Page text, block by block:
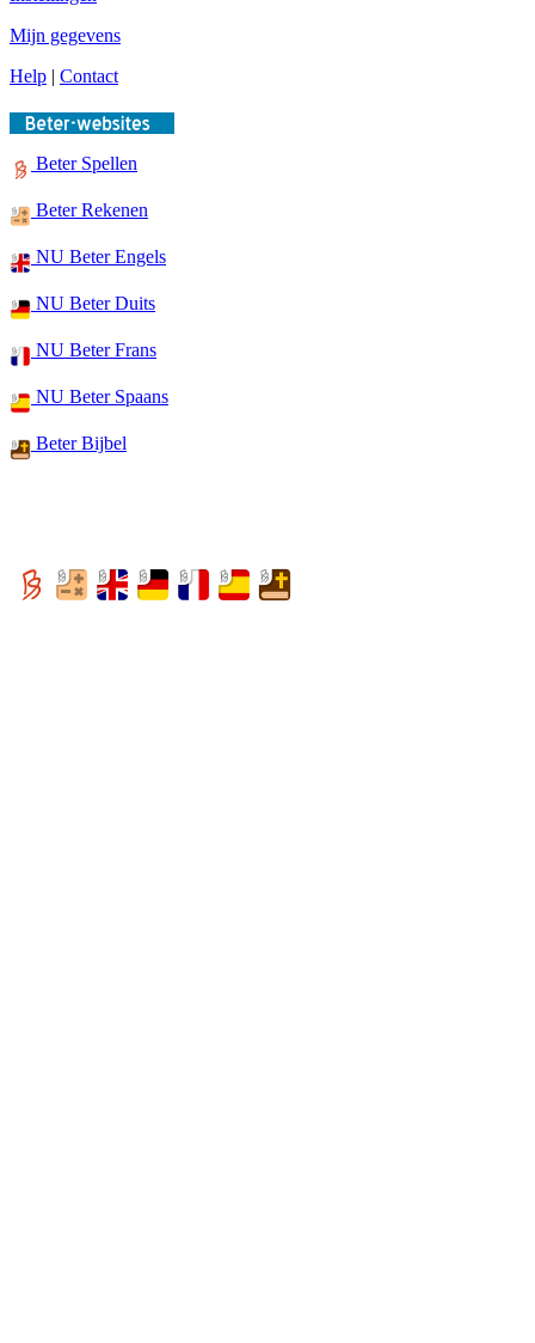
Mijn gegevens
Help | Contact
Beter Spellen
Beter Rekenen
NU Beter Engels
NU Beter Duits
NU Beter Frans
NU Beter Spaans
Beter Bijbel